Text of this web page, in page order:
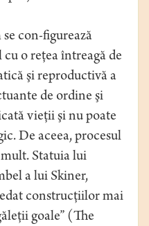
con-figurează
o reţea întreagă de
şi reproductivă a
de ordine şi
vieţii şi nu poate
De aceea, procesul
Statuia lui
a lui Skiner,
construcţiilor mai
goale” (The